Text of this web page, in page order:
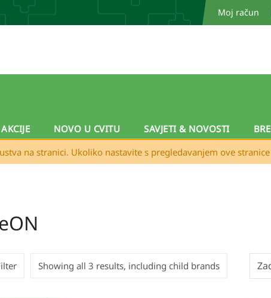
Moj račun
AKCIJE NOVO U CVITU SAVJETI & NOVOSTI
na stranici. Ukoliko nastavite s pregledavanjem ove
Showing all 3 results, including child brands